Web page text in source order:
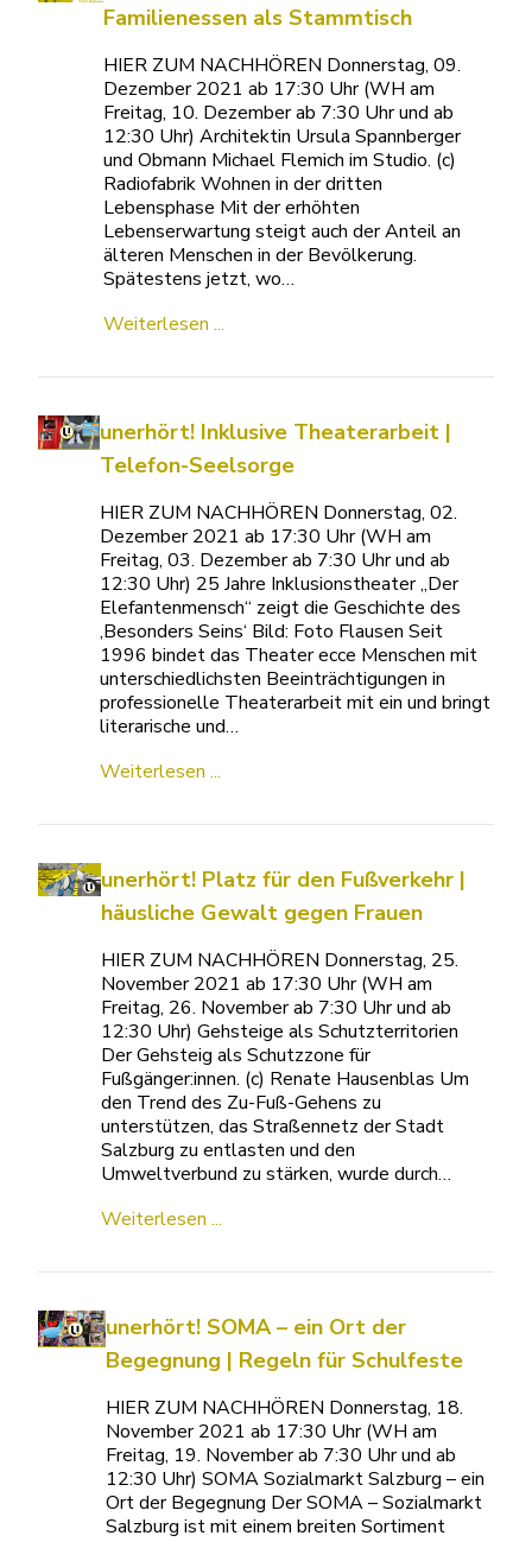
Familienessen als Stammtisch
HIER ZUM NACHHÖREN Donnerstag, 09.
Dezember 2021 ab 17:30 Uhr (WH am
Freitag, 10. Dezember ab 7:30 Uhr und ab
12:30 Uhr) Architektin Ursula Spannberger
und Obmann Michael Flemich im Studio. (c)
Radiofabrik Wohnen in der dritten
Lebensphase Mit der erhöhten
Lebenserwartung steigt auch der Anteil an
älteren Menschen in der Bevölkerung.
Spätestens jetzt, wo…
Weiterlesen ...
unerhört! Inklusive Theaterarbeit |
Telefon-Seelsorge
HIER ZUM NACHHÖREN Donnerstag, 02.
Dezember 2021 ab 17:30 Uhr (WH am
Freitag, 03. Dezember ab 7:30 Uhr und ab
12:30 Uhr) 25 Jahre Inklusionstheater „Der
Elefantenmensch“ zeigt die Geschichte des
‚Besonders Seins‘ Bild: Foto Flausen Seit
1996 bindet das Theater ecce Menschen mit
unterschiedlichsten Beeinträchtigungen in
professionelle Theaterarbeit mit ein und bringt
literarische und…
Weiterlesen ...
unerhört! Platz für den Fußverkehr |
häusliche Gewalt gegen Frauen
HIER ZUM NACHHÖREN Donnerstag, 25.
November 2021 ab 17:30 Uhr (WH am
Freitag, 26. November ab 7:30 Uhr und ab
12:30 Uhr) Gehsteige als Schutzterritorien
Der Gehsteig als Schutzzone für
Fußgänger:innen. (c) Renate Hausenblas Um
den Trend des Zu-Fuß-Gehens zu
unterstützen, das Straßennetz der Stadt
Salzburg zu entlasten und den
Umweltverbund zu stärken, wurde durch…
Weiterlesen ...
unerhört! SOMA – ein Ort der
Begegnung | Regeln für Schulfeste
HIER ZUM NACHHÖREN Donnerstag, 18.
November 2021 ab 17:30 Uhr (WH am
Freitag, 19. November ab 7:30 Uhr und ab
12:30 Uhr) SOMA Sozialmarkt Salzburg – ein
Ort der Begegnung Der SOMA – Sozialmarkt
Salzburg ist mit einem breiten Sortiment